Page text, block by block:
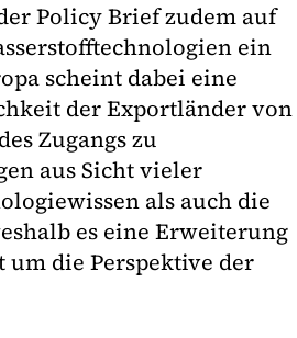
Policy Brief zudem auf
ein
scheint dabei eine
der Exportländer von
Zugangs zu
aus Sicht vieler
als auch die
es eine Erweiterung
um die Perspektive der